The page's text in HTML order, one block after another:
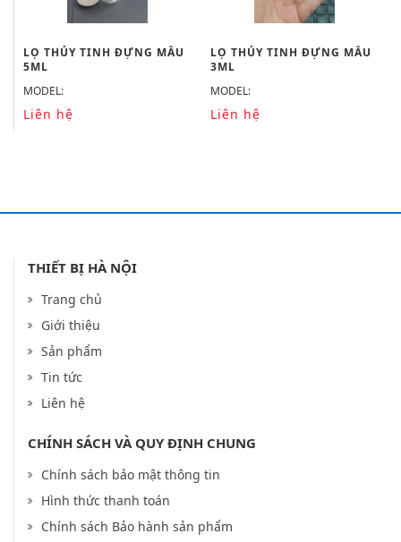
LỌ THỦY TINH ĐỰNG MẪU
5ML
MODEL:
Liên hệ
LỌ THỦY TINH ĐỰNG MẪU
3ML
MODEL:
Liên hệ
THIẾT BỊ HÀ NỘI
Trang chủ
Giới thiệu
Sản phẩm
Tin tức
Liên hệ
CHÍNH SÁCH VÀ QUY ĐỊNH CHUNG
Chính sách bảo mật thông tin
Hình thức thanh toán
Chính sách Bảo hành sản phẩm